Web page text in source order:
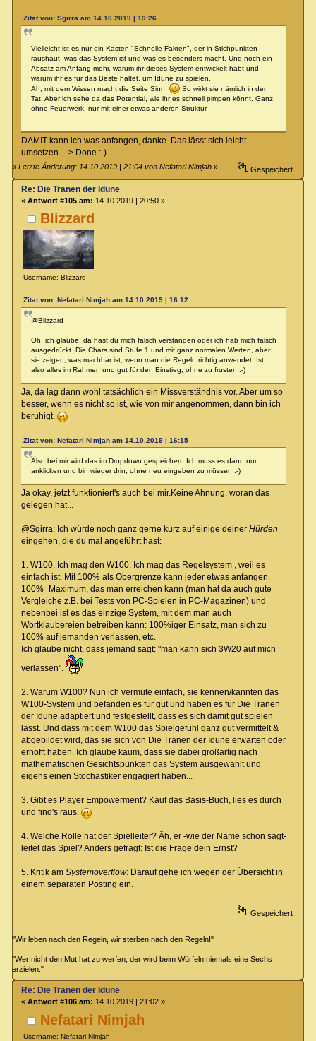
Zitat von: Sgirra am 14.10.2019 | 19:26
Vielleicht ist es nur ein Kasten "Schnelle Fakten", der in Stichpunkten
raushaut, was das System ist und was es besonders macht. Und noch ein
Absatz am Anfang mehr, warum ihr dieses System entwickelt habt und
warum ihr es für das Beste haltet, um Idune zu spielen.
Ah, mit dem Wissen macht die Seite Sinn.
So wirkt sie nämlich in der
Tat. Aber ich sehe da das Potential, wie ihr es schnell pimpen könnt. Ganz
ohne Feuerwerk, nur mit einer etwas anderen Struktur.
DAMIT kann ich was anfangen, danke. Das lässt sich leicht
umsetzen. --> Done :-)
«Letzte Änderung: 14.10.2019 | 21:04 von Nefatari Nimjah » Gespeichert
Blizzard
Username: Blizzard
Re: Die Tränen der Idune
« Antwort #105 am: 14.10.2019 | 20:50 »
Zitat von: Nefatari Nimjah am 14.10.2019 | 16:12
@Blizzard
Oh, ich glaube, da hast du mich falsch verstanden oder ich hab mich falsch
ausgedrückt. Die Chars sind Stufe 1 und mit ganz normalen Werten, aber
sie zeigen, was machbar ist, wenn man die Regeln richtig anwendet. Ist
also alles im Rahmen und gut für den Einstieg, ohne zu frusten :-)
Ja, da lag dann wohl tatsächlich ein Missverständnis vor. Aber um so
besser, wenn es nichtso ist, wie von mir angenommen, dann bin ich
beruhigt.
Zitat von: Nefatari Nimjah am 14.10.2019 | 16:15
Also bei mir wird das im Dropdown gespeichert. Ich muss es dann nur
anklicken und bin wieder drin, ohne neu eingeben zu müssen :-)
Ja okay, jetzt funktioniert's auch bei mir.Keine Ahnung, woran das
gelegen hat...
@Sgirra: Ich würde noch ganz gerne kurz auf einige deiner Hürden
eingehen, die du mal angeführt hast:
1. W100. Ich mag den W100. Ich mag das Regelsystem , weil es
einfach ist. Mit 100% als Obergrenze kann jeder etwas anfangen.
100%=Maximum, das man erreichen kann (man hat da auch gute
Vergleiche z.B. bei Tests von PC-Spielen in PC-Magazinen) und
nebenbei ist es das einzige System, mit dem man auch
Wortklaubereien betreiben kann: 100%iger Einsatz, man sich zu
100% auf jemanden verlassen, etc.
Ich glaube nicht, dass jemand sagt: "man kann sich 3W20 auf mich
verlassen".
2. Warum W100? Nun ich vermute einfach, sie kennen/kannten das
W100-System und befanden es für gut und haben es für Die Tränen
der Idune adaptiert und festgestellt, dass es sich damit gut spielen
lässt. Und dass mit dem W100 das Spielgefühl ganz gut vermittelt &
abgebildet wird, das sie sich von Die Tränen der Idune erwarten oder
erhofft haben. Ich glaube kaum, dass sie dabei großartig nach
mathematischen Gesichtspunkten das System ausgewählt und
eigens einen Stochastiker engagiert haben...
3. Gibt es Player Empowerment? Kauf das Basis-Buch, lies es durch
und find's raus.
4. Welche Rolle hat der Spielleiter? Äh, er -wie der Name schon sagt-
leitet das Spiel? Anders gefragt: Ist die Frage dein Ernst?
5. Kritik am Systemoverflow: Darauf gehe ich wegen der Übersicht in
einem separaten Posting ein.
Gespeichert
"Wir leben nach den Regeln, wir sterben nach den Regeln!"
"Wer nicht den Mut hat zu werfen, der wird beim Würfeln niemals eine Sechs
erzielen."
Nefatari Nimjah
Username: Nefatari Nimjah
Re: Die Tränen der Idune
« Antwort #106 am: 14.10.2019 | 21:02 »